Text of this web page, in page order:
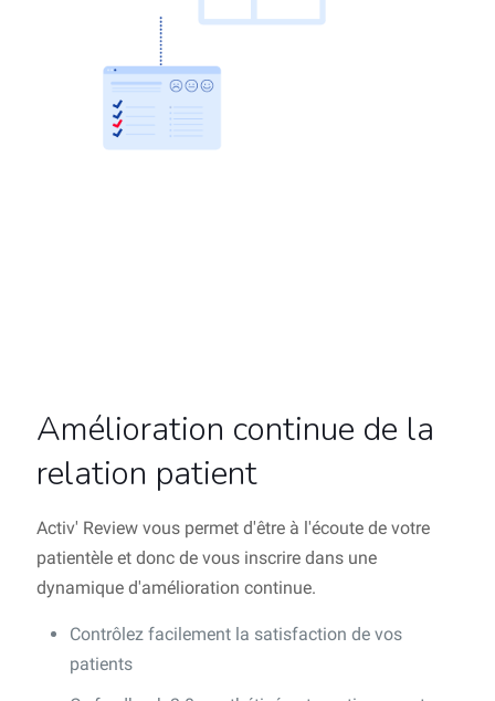
Amélioration continue de la
relation patient
Activ' Review vous permet d'être à l'écoute de votre
patientèle et donc de vous inscrire dans une
dynamique d'amélioration continue.
Contrôlez facilement la satisfaction de vos
patients